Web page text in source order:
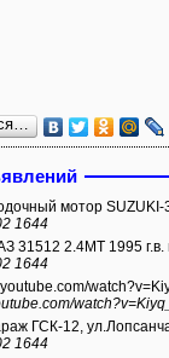
мотор SUZUKI-
1644
31512 2.4МТ 1995 г.в.
1644
ГСК-12,
1644